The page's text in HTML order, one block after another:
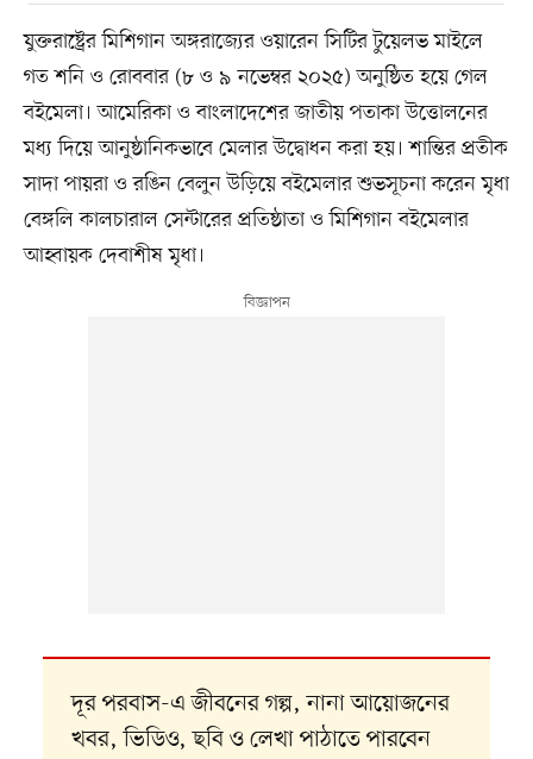
যুক্তরাষ্ট্রের মিশিগান অঙ্গরাজ্যের ওয়ারেন সিটির টুয়েলভ মাইলে
গত শনি ও রোববার (৮ ও ৯ নভেম্বর ২০২৫) অনুষ্ঠিত হয়ে গেল
বইমেলা। আমেরিকা ও বাংলাদেশের জাতীয় পতাকা উত্তোলনের
মধ্য দিয়ে আনুষ্ঠানিকভাবে মেলার উদ্বোধন করা হয়। শান্তির প্রতীক
সাদা পায়রা ও রঙিন বেলুন উড়িয়ে বইমেলার শুভসূচনা করেন মৃধা
বেঙ্গলি কালচারাল সেন্টারের প্রতিষ্ঠাতা ও মিশিগান বইমেলার
আহ্বায়ক দেবাশীষ মৃধা।
দূর পরবাস-এ জীবনের গল্প, নানা আয়োজনের
খবর, ভিডিও, ছবি ও লেখা পাঠাতে পারবেন